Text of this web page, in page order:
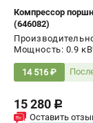
Компрессор
(646082)
Мощность: 0.9
14 516 ₽
15 280 c
Оставить